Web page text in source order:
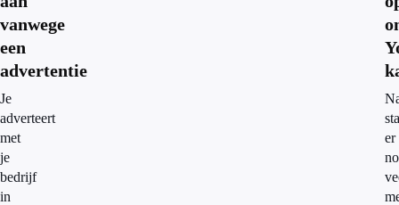
vanwege
een
advertentie
Je
adverteert
met
je
bedrijf
in
er